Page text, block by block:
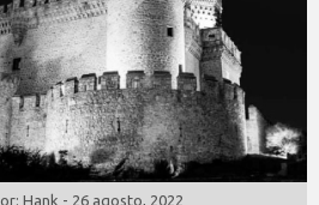
Hank - 26 agosto, 2022